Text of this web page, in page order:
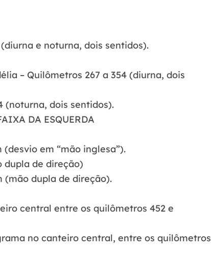
e noturna, dois sentidos).
– Quilômetros 267 a 354 (diurna, dois
(noturna, dois sentidos).
DA ESQUERDA
em “mão inglesa”).
dupla de direção)
dupla de direção).
central entre os quilômetros 452 e
no canteiro central, entre os quilômetros